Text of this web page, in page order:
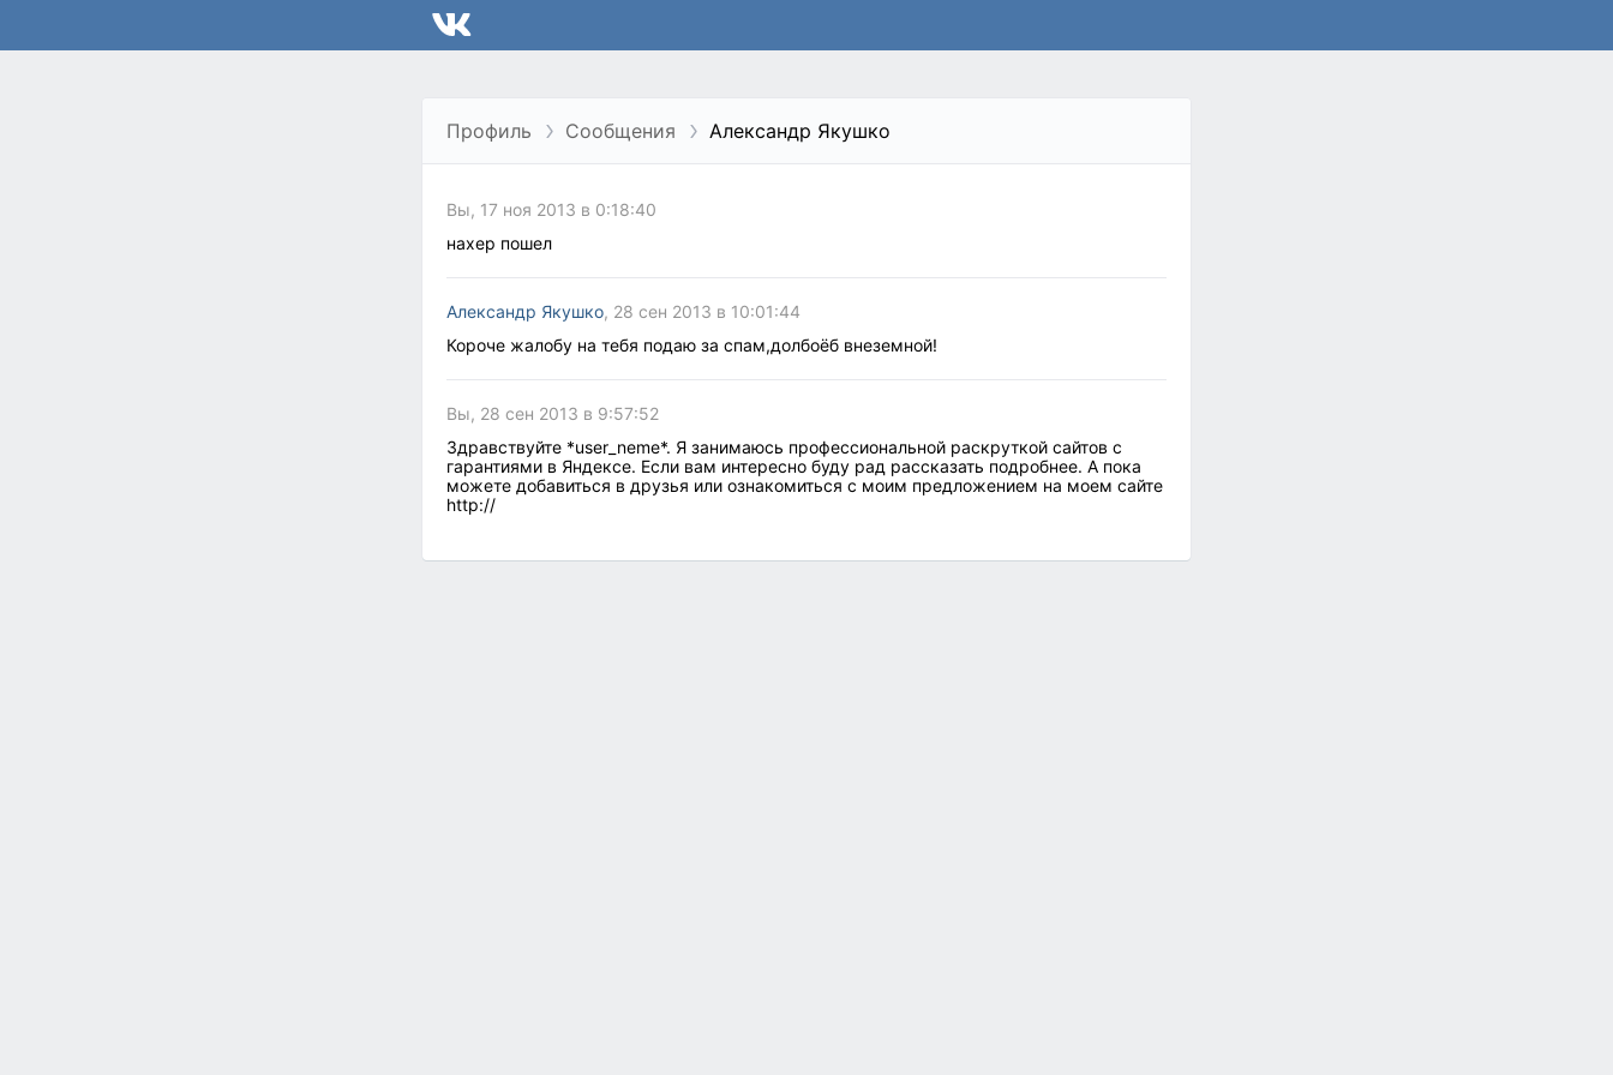
Профиль Сообщения Александр Якушко
Вы, 17 ноя 2013 в 0:18:40
нахер пошел
Александр Якушко, 28 сен 2013 в 10:01:44
Короче жалобу на тебя подаю за спам,долбоёб внеземной!
Вы, 28 сен 2013 в 9:57:52
Здравствуйте *user_neme*. Я занимаюсь профессиональной раскруткой сайтов с
гарантиями в Яндексе. Если вам интересно буду рад рассказать подробнее. А пока
можете добавиться в друзья или ознакомиться с моим предложением на моем сайте
http://